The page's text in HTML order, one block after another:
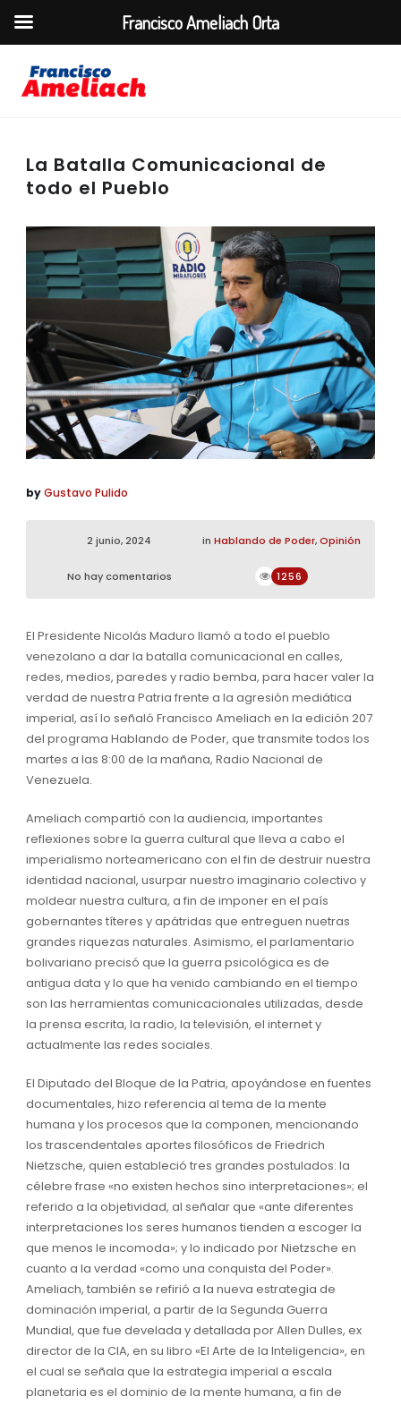
La Batalla Comunicacional de
todo el Pueblo
byGustavo Pulido
2 junio, 2024 in Hablando de Poder,Opinión
No hay comentarios 1256
El Presidente Nicolás Maduro llamó a todo el pueblo
venezolano a dar la batalla comunicacional en calles,
redes, medios, paredes y radio bemba, para hacer valer la
verdad de nuestra Patria frente a la agresión mediática
imperial, así lo señaló Francisco Ameliach en la edición 207
del programa Hablando de Poder, que transmite todos los
martes a las 8:00 de la mañana, Radio Nacional de
Venezuela.
Ameliach compartió con la audiencia, importantes
reflexiones sobre la guerra cultural que lleva a cabo el
imperialismo norteamericano con el fin de destruir nuestra
identidad nacional, usurpar nuestro imaginario colectivo y
moldear nuestra cultura, a fin de imponer en el país
gobernantes títeres y apátridas que entreguen nuetras
grandes riquezas naturales. Asimismo, el parlamentario
bolivariano precisó que la guerra psicológica es de
antigua data y lo que ha venido cambiando en el tiempo
son las herramientas comunicacionales utilizadas, desde
la prensa escrita, la radio, la televisión, el internet y
actualmente las redes sociales.
El Diputado del Bloque de la Patria, apoyándose en fuentes
documentales, hizo referencia al tema de la mente
humana y los procesos que la componen, mencionando
los trascendentales aportes filosóficos de Friedrich
Nietzsche, quien estableció tres grandes postulados: la
célebre frase «no existen hechos sino interpretaciones»; el
referido a la objetividad, al señalar que «ante diferentes
interpretaciones los seres humanos tienden a escoger la
que menos le incomoda»; y lo indicado por Nietzsche en
cuanto a la verdad «como una conquista del Poder».
Ameliach, también se refirió a la nueva estrategia de
dominación imperial, a partir de la Segunda Guerra
Mundial, que fue develada y detallada por Allen Dulles, ex
director de la CIA, en su libro «El Arte de la Inteligencia», en
el cual se señala que la estrategia imperial a escala
planetaria es el dominio de la mente humana, a fin de
Francisco Ameliach Orta